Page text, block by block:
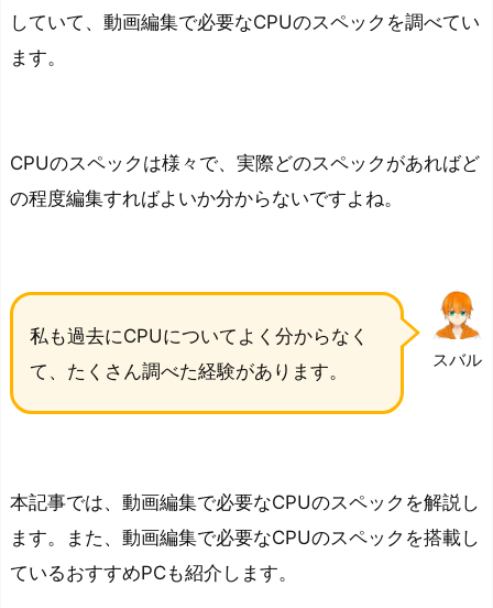
していて、動画編集で必要なCPUのスペックを調べてい
ます。
CPUのスペックは様々で、実際どのスペックがあればど
の程度編集すればよいか分からないですよね。
スバル
私も過去にCPUについてよく分からなく
て、たくさん調べた経験があります。
本記事では、動画編集で必要なCPUのスペックを解説し
ます。また、動画編集で必要なCPUのスペックを搭載し
ているおすすめPCも紹介します。